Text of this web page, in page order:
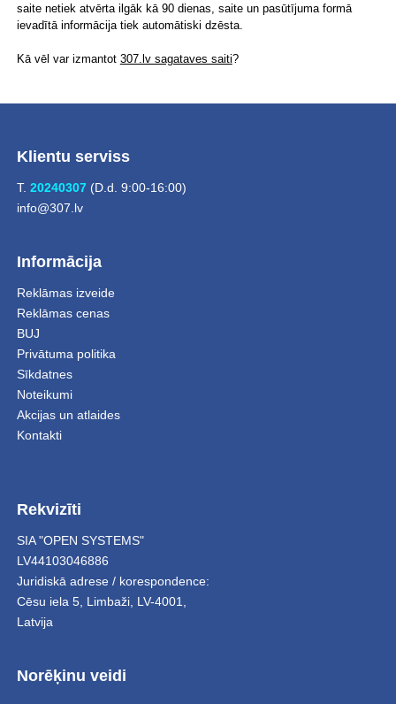
saite netiek atvērta ilgāk kā 90 dienas, saite un pasūtījuma formā
ievadītā informācija tiek automātiski dzēsta.
Kā vēl var izmantot 307.lv sagataves saiti?
Klientu serviss
T. 20240307(D.d. 9:00-16:00)
info@307.lv
Informācija
Reklāmas izveide
Reklāmas cenas
BUJ
Privātuma politika
Sīkdatnes
Noteikumi
Akcijas un atlaides
Kontakti
Rekvizīti
SIA "OPEN SYSTEMS"
LV44103046886
Juridiskā adrese / korespondence:
Cēsu iela 5, Limbaži, LV-4001,
Latvija
Norēķinu veidi